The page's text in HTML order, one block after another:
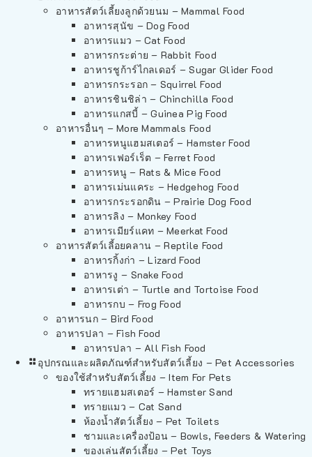
อาหารสัตว์เลี้ยงลูกด้วยนม – Mammal Food
อาหารสุนัข – Dog Food
อาหารแมว – Cat Food
อาหารกระต่าย – Rabbit Food
อาหารชูก้าร์ไกลเดอร์ – Sugar Glider Food
อาหารกระรอก – Squirrel Food
อาหารชินชิล่า – Chinchilla Food
อาหารแกสบี้ – Guinea Pig Food
อาหารอื่นๆ – More Mammals Food
อาหารหนูแฮมสเตอร์ – Hamster Food
อาหารเฟอร์เร็ต – Ferret Food
อาหารหนู – Rats & Mice Food
อาหารเม่นแคระ – Hedgehog Food
อาหารกระรอกดิน – Prairie Dog Food
อาหารลิง – Monkey Food
อาหารเมียร์แคท – Meerkat Food
อาหารสัตว์เลี้อยคลาน – Reptile Food
อาหารกิ้งก่า – Lizard Food
อาหารงู – Snake Food
อาหารเต่า – Turtle and Tortoise Food
อาหารกบ – Frog Food
อาหารนก – Bird Food
อาหารปลา – Fish Food
อาหารปลา – All Fish Food
อุปกรณและผลิตภัณฑ์สำหรับสัตว์เลี้ยง – Pet Accessories
ของใช้สำหรับสัตว์เลี้ยง – Item For Pets
ทรายแฮมสเตอร์ – Hamster Sand
ทรายแมว – Cat Sand
ห้องน้ำสัตว์เลี้ยง – Pet Toilets
ชามและเครื่องป้อน – Bowls, Feeders & Watering
ของเล่นสัตว์เลี้ยง – Pet Toys